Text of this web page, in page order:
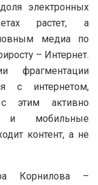
электронных
растет, а
медиа по
– Интернет.
фрагментации
с интернетом,
этим активно
и мобильные
контент, а не
Корнилова –